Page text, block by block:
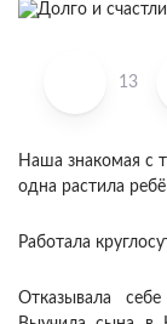
13
Наша знакомая с
одна растила
Работала
Отказывала